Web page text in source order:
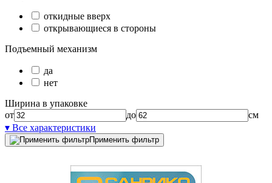
откидные вверх
открывающиеся в стороны
Подъемный механизм
да
нет
Ширина в упаковке
от
до
см
▾ Все характеристики
Применить фильтр